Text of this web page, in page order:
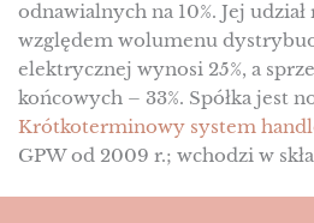
odnawialnych na 10%. Jej
względem wolumenu
elektrycznej wynosi 25%, a
końcowych – 33%. Spółka jest
Krótkoterminowy system
GPW od 2009 r.; wchodzi w